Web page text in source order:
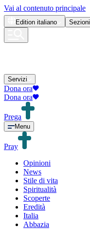
Vai al contenuto principale
Edition italiano Sezioni
Servizi
Dona ora
Dona ora
Prega
Menu
Pray
Opinioni
News
Stile di vita
Spiritualità
Scoperte
Eredità
Italia
Abbazia